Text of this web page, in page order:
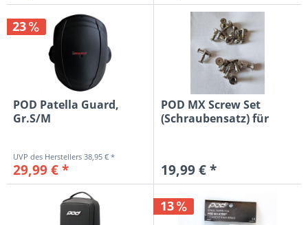
23
POD Patella Guard,
Gr.S/M
38,95 € *
29,99 € *
POD MX Screw Set
(Schraubensatz) für
19,99 € *
13